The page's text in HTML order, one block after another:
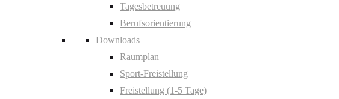
Tagesbetreuung
Berufsorientierung
Downloads
Raumplan
Sport-Freistellung
Freistellung (1-5 Tage)